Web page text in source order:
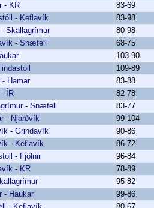
- KR
83-69
- Keflavík
83-98
Skallagrímur
80-98
- Snæfell
68-75
103-90
109-89
- Hamar
83-88
ÍR
82-78
- Snæfell
83-77
- Njarðvík
99-104
- Grindavík
90-86
- Keflavík
86-72
- Fjölnir
96-84
- KR
78-89
95-82
- Haukar
99-86